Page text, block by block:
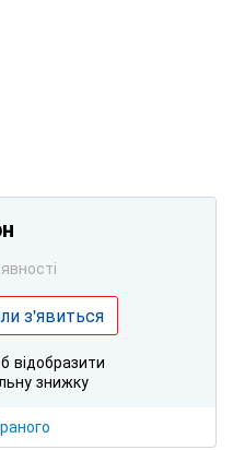
з'явиться
відобразити
знижку